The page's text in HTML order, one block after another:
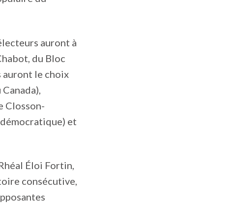
auront à
du Bloc
auront le choix
Closson-
et
Éloi Fortin,
consécutive,